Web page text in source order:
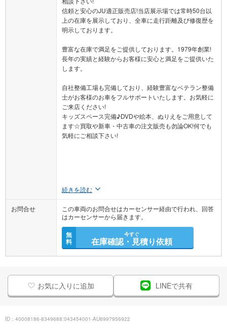
信頼と安心のJU適正販売店!当店展示場では常時50台以
上の在庫を展示しており、全車に走行距離及び修復歴を
明示しております。
豊富な在庫で満足をご提供しております。1979年創業!
長年の実績と経験からお客様に安心と満足をご提供いた
します。
自社整備工場も完備しており、経験豊富なベテラン整備
士がお客様のお車をフルサポートいたします。お気軽に
ご来店ください!
キッズスペース完備♪DVDや絵本、ぬりえをご用意して
ます☆買取や新車・中古車の注文販売も勿論OK!何でも
気軽にご相談下さい!
続きを読む
お問合せ
この車両のお問合せはカーセンサー経由で行われ、回答
はカーセンサーから届きます。
無
料
今すぐ
在庫確認・見積り依頼
お気に入りに追加 LINEで共有
ID：40008186-8349688:043454001-AU6997956922